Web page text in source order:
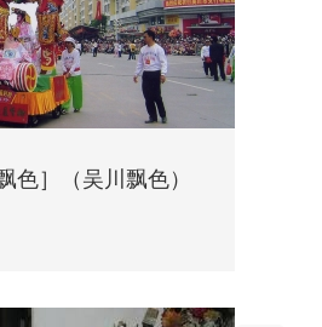
色］（吴川飘色）